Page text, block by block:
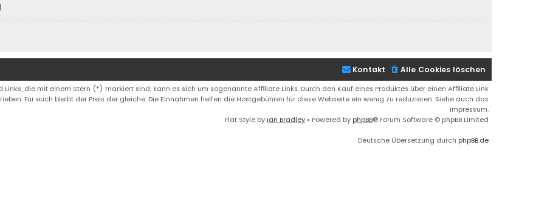
Alle Cookies löschen
Kontakt
Links, die mit einem Stern (*) markiert sind, kann es sich um sogenannte Affiliate Links. Durch den Kauf eines Produktes über einen Affiliate Link
Für euch bleibt der Preis der gleiche. Die Einnahmen helfen die Hostgebühren für diese Webseite ein wenig zu reduzieren. Siehe auch das
Impressum.
Flat Style by Ian Bradley • Powered by phpBB® Forum Software © phpBB Limited
Deutsche Übersetzung durch phpBB.de